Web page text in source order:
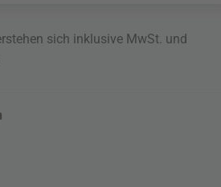
sich inklusive MwSt. und